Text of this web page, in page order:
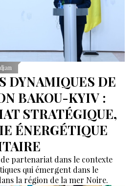
DYNAMIQUES DE
BAKOU-KYIV :
STRATÉGIQUE,
ÉNERGÉTIQUE
partenariat dans le contexte
qui émergent dans le
la région de la mer Noire.